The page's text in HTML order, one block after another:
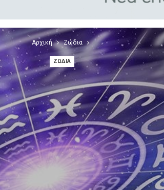
Αρχική Ζώδια
ΖΏΔΙΑ